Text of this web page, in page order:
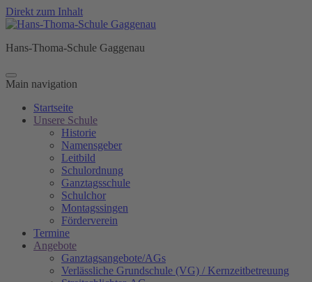
Direkt zum Inhalt
Hans-Thoma-Schule Gaggenau
Main navigation
Startseite
Unsere Schule
Historie
Namensgeber
Leitbild
Schulordnung
Ganztagsschule
Schulchor
Montagssingen
Förderverein
Termine
Angebote
Ganztagsangebote/AGs
Verlässliche Grundschule (VG) / Kernzeitbetreuung